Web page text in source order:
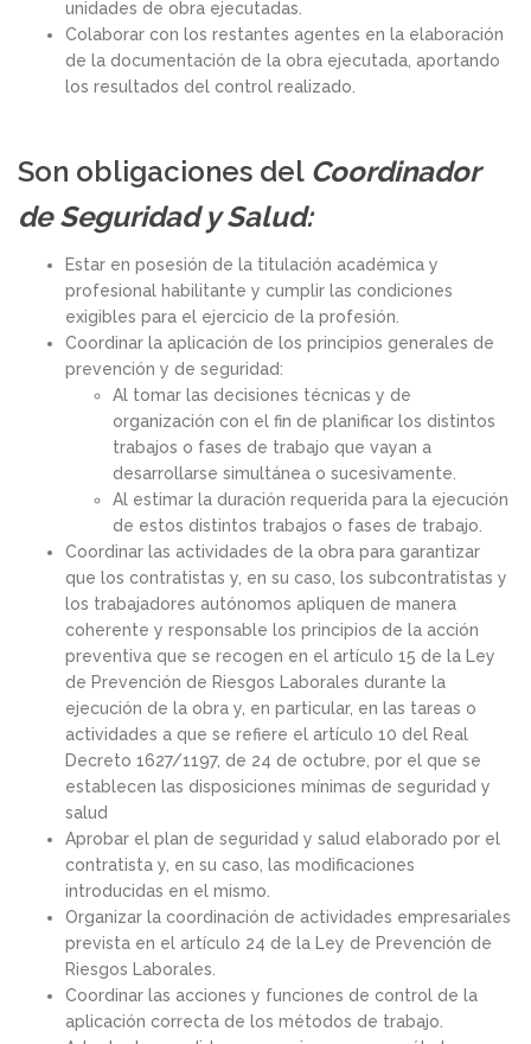
unidades de obra ejecutadas.
Colaborar con los restantes agentes en la elaboración
de la documentación de la obra ejecutada, aportando
los resultados del control realizado.
Son obligaciones del Coordinador
de Seguridad y Salud:
Estar en posesión de la titulación académica y
profesional habilitante y cumplir las condiciones
exigibles para el ejercicio de la profesión.
Coordinar la aplicación de los principios generales de
prevención y de seguridad:
Al tomar las decisiones técnicas y de
organización con el fin de planificar los distintos
trabajos o fases de trabajo que vayan a
desarrollarse simultánea o sucesivamente.
Al estimar la duración requerida para la ejecución
de estos distintos trabajos o fases de trabajo.
Coordinar las actividades de la obra para garantizar
que los contratistas y, en su caso, los subcontratistas y
los trabajadores autónomos apliquen de manera
coherente y responsable los principios de la acción
preventiva que se recogen en el artículo 15 de la Ley
de Prevención de Riesgos Laborales durante la
ejecución de la obra y, en particular, en las tareas o
actividades a que se refiere el artículo 10 del Real
Decreto 1627/1197, de 24 de octubre, por el que se
establecen las disposiciones mínimas de seguridad y
salud
Aprobar el plan de seguridad y salud elaborado por el
contratista y, en su caso, las modificaciones
introducidas en el mismo.
Organizar la coordinación de actividades empresariales
prevista en el artículo 24 de la Ley de Prevención de
Riesgos Laborales.
Coordinar las acciones y funciones de control de la
aplicación correcta de los métodos de trabajo.